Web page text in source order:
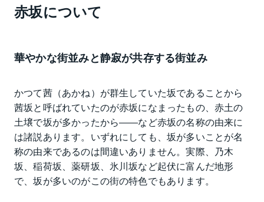
赤坂について
華やかな街並みと静寂が共存する街並み
かつて茜（あかね）が群生していた坂であることから
茜坂と呼ばれていたのが赤坂になまったもの、赤土の
土壌で坂が多かったから――など赤坂の名称の由来に
は諸説あります。いずれにしても、坂が多いことが名
称の由来であるのは間違いありません。実際、乃木
坂、稲荷坂、薬研坂、氷川坂など起伏に富んだ地形
で、坂が多いのがこの街の特色でもあります。